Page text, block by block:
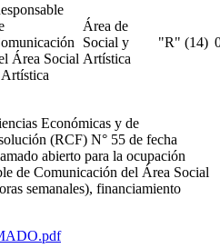
Área Social
Área de
Social y
Artística
"R" (14)
Económicas y de
(RCF) N° 55 de fecha
abierto para la ocupación
de Comunicación del Área Social
semanales), financiamiento